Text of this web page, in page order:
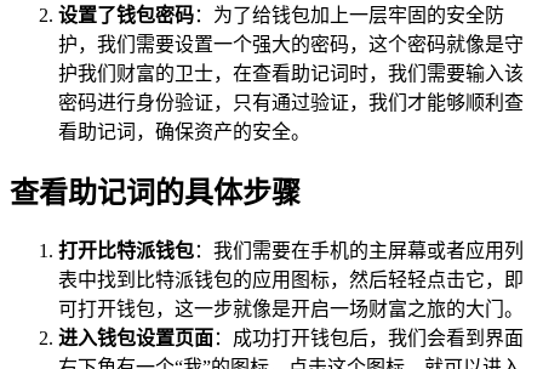
设置了钱包密码：为了给钱包加上一层牢固的安全防
护，我们需要设置一个强大的密码，这个密码就像是守
护我们财富的卫士，在查看助记词时，我们需要输入该
密码进行身份验证，只有通过验证，我们才能够顺利查
看助记词，确保资产的安全。
查看助记词的具体步骤
打开比特派钱包：我们需要在手机的主屏幕或者应用列
表中找到比特派钱包的应用图标，然后轻轻点击它，即
可打开钱包，这一步就像是开启一场财富之旅的大门。
进入钱包设置页面：成功打开钱包后，我们会看到界面